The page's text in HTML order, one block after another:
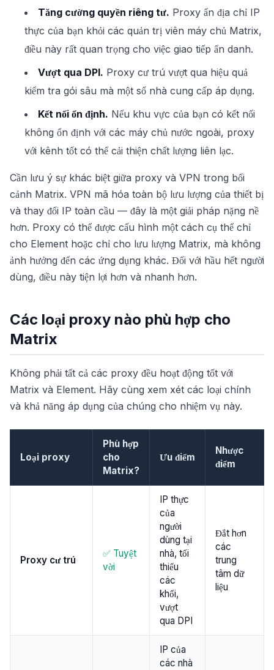
Tăng cường quyền riêng tư. Proxy ẩn địa chỉ IP
thực của bạn khỏi các quản trị viên máy chủ Matrix,
điều này rất quan trọng cho việc giao tiếp ẩn danh.
Vượt qua DPI. Proxy cư trú vượt qua hiệu quả
kiểm tra gói sâu mà một số nhà cung cấp áp dụng.
Kết nối ổn định. Nếu khu vực của bạn có kết nối
không ổn định với các máy chủ nước ngoài, proxy
với kênh tốt có thể cải thiện chất lượng liên lạc.
Cần lưu ý sự khác biệt giữa proxy và VPN trong bối
cảnh Matrix. VPN mã hóa toàn bộ lưu lượng của thiết bị
và thay đổi IP toàn cầu — đây là một giải pháp nặng nề
hơn. Proxy có thể được cấu hình một cách cụ thể chỉ
cho Element hoặc chỉ cho lưu lượng Matrix, mà không
ảnh hưởng đến các ứng dụng khác. Đối với hầu hết người
dùng, điều này tiện lợi hơn và nhanh hơn.
Các loại proxy nào phù hợp cho
Matrix
Không phải tất cả các proxy đều hoạt động tốt với
Matrix và Element. Hãy cùng xem xét các loại chính
và khả năng áp dụng của chúng cho nhiệm vụ này.
Loại proxy
Phù hợp
cho
Matrix?
Ưu điểm
Nhược
điểm
Proxy cư trú
✅ Tuyệt
vời
IP thực
của
người
dùng tại
nhà, tối
thiểu
các
khối,
vượt
qua DPI
Đắt hơn
các
trung
tâm dữ
liệu
IP của
các nhà